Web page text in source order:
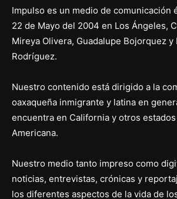
Impulso es un medio de comunicación
22 de Mayo del 2004 en Los Ángeles,
Mireya Olivera, Guadalupe Bojorquez y
Rodríguez.
Nuestro contenido está dirigido a la
oaxaqueña inmigrante y latina en
encuentra en California y otros
Americana.
Nuestro medio tanto impreso como
noticias, entrevistas, crónicas y
los diferentes aspectos de la vida de